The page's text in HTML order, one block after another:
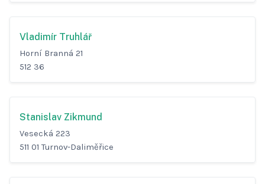
Vladimír Truhlář
Horní Branná 21
512 36
Stanislav Zikmund
Vesecká 223
511 01 Turnov-Daliměřice